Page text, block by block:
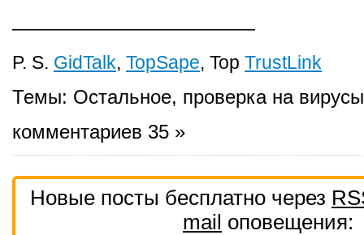
—————————————
P. S. GidTalk, TopSape, Top TrustLink
Темы: Остальное, проверка на вирусы
комментариев 35 »
Новые посты бесплатно через
mail оповещения: